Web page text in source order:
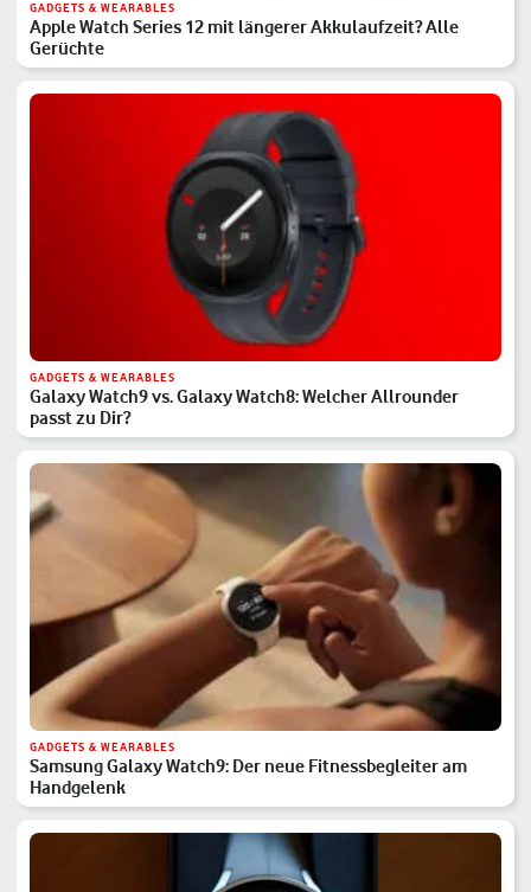
GADGETS & WEARABLES
Apple Watch Series 12 mit längerer Akkulaufzeit? Alle
Gerüchte
GADGETS & WEARABLES
Galaxy Watch9 vs. Galaxy Watch8: Welcher Allrounder
passt zu Dir?
GADGETS & WEARABLES
Samsung Galaxy Watch9: Der neue Fitnessbegleiter am
Handgelenk